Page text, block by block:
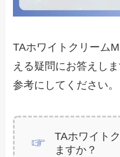
TAホワイトクリーム
える疑問にお答えし
参考にしてください。
TAホワイト
ますか？